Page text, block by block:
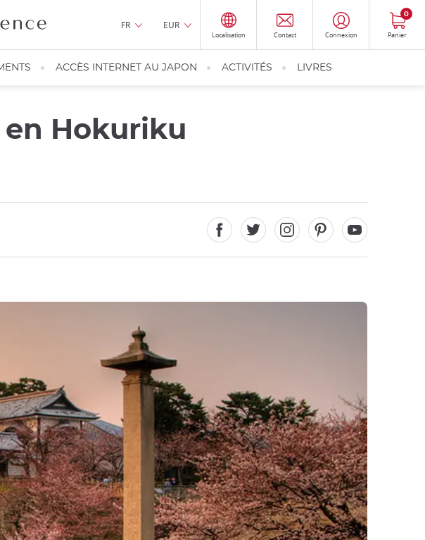
FR EUR
Localisation Contact Connexion Panier
0
ACCÈS INTERNET AU JAPON ACTIVITÉS LIVRES
en Hokuriku